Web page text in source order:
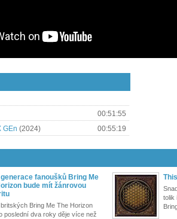
00:51:55
GEn (2024) 00:55:19
fanoušků Bring Me
bude mít žánrovou
britských Bring Me The Horizon
poslední dva roky děje více než
tolik